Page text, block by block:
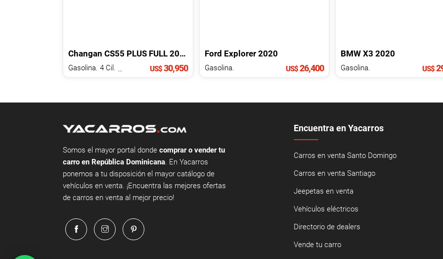
Changan CS55 PLUS FULL 2023
US$30,950
Ford Explorer 2020
Gasolina. US$26,400
BMW X3 2020
Gasolina. US$
Somos el mayor portal donde comprar o vender tu
carro en República Dominicana. En Yacarros
ponemos a tu disposición el mayor catálogo de
vehículos en venta. ¡Encuentra las mejores ofertas
de carros en venta al mejor precio!
Encuentra en Yacarros
Carros en venta Santo Domingo
Carros en venta Santiago
Jeepetas en venta
Vehículos eléctricos
Directorio de dealers
Vende tu carro